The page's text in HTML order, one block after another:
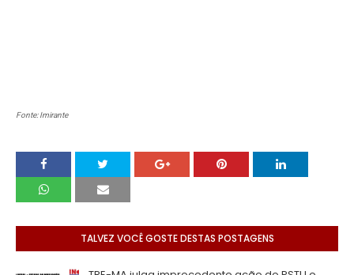
Fonte: Imirante
TALVEZ VOCÊ GOSTE DESTAS POSTAGENS